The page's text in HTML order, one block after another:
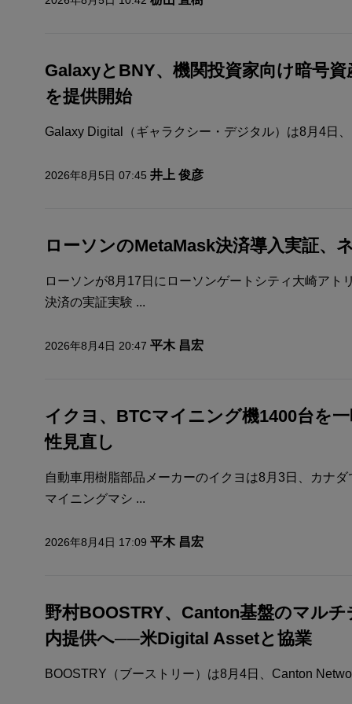
GalaxyとBNY、機関投資家向け暗号
を提供開始
Galaxy Digital（ギャラクシー・デジタル）は8月4日
2026年8月5日 07:45 井上 俊彦
ローソンのMetaMask決済導入実証、
ローソンが8月17日にローソンゲートシティ大崎アト
決済の実証実験 ...
2026年8月4日 20:47 平木 昌宏
イクヨ、BTCマイニング機1400台を
性見直し
自動車用樹脂部品メーカーのイクヨは8月3日、カナ
マイニングマシ ...
2026年8月4日 17:09 平木 昌宏
野村BOOSTRY、Canton基盤のマル
内提供へ──米Digital Assetと協業
BOOSTRY（ブーストリー）は8月4日、Canton